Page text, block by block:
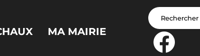
MA MAIRIE